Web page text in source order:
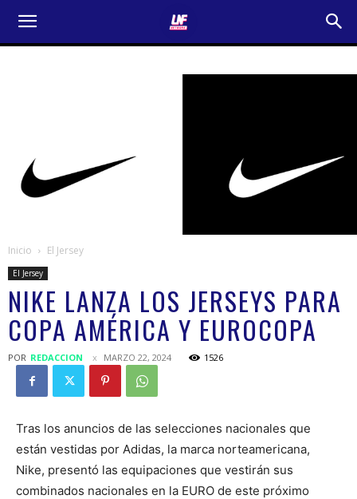
Inicio El Jersey
El Jersey
NIKE LANZA LOS JERSEYS PARA
COPA AMÉRICA Y EUROCOPA
POR REDACCION MARZO 22, 2024 1526
Tras los anuncios de las selecciones nacionales que
están vestidas por Adidas, la marca norteamericana,
Nike, presentó las equipaciones que vestirán sus
combinados nacionales en la EURO de este próximo